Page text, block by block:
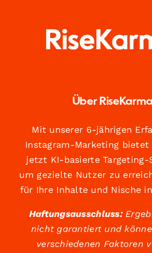
Über RiseKarma
Mit unserer 6-jährigen
Instagram-Marketing bietet
jetzt KI-basierte Targeting-
um gezielte Nutzer zu
für Ihre Inhalte und Nische
Haftungsausschluss:
nicht garantiert und
verschiedenen Faktoren